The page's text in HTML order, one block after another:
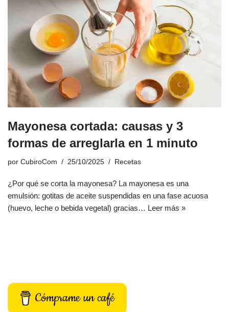
Mayonesa cortada: causas y 3
formas de arreglarla en 1 minuto
por CubiroCom 25/10/2025 Recetas
¿Por qué se corta la mayonesa? La mayonesa es una
emulsión: gotitas de aceite suspendidas en una fase acuosa
(huevo, leche o bebida vegetal) gracias… Leer más »
Cómprame un café